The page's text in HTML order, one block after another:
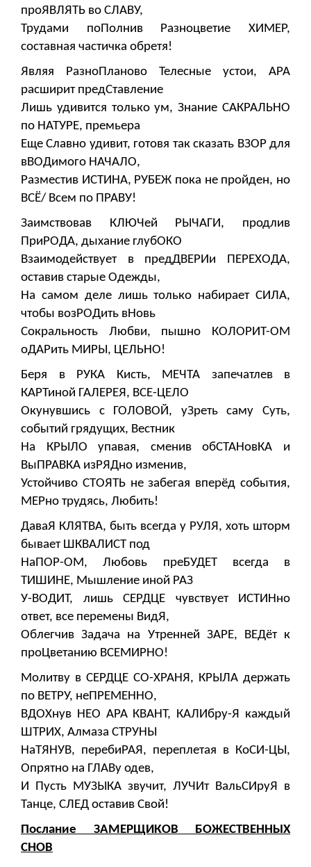
проЯВЛЯТЬ во СЛАВУ,
Трудами поПолнив Разноцветие ХИМЕР,
составная частичка обретя!
Являя РазноПланово Телесные устои, АРА
расширит предСтавление
Лишь удивится только ум, Знание САКРАЛЬНО
по НАТУРЕ, премьера
Еще Славно удивит, готовя так сказать ВЗОР для
вВОДимого НАЧАЛО,
Разместив ИСТИНА, РУБЕЖ пока не пройден, но
ВСЁ/ Всем по ПРАВУ!
Заимствовав КЛЮЧей РЫЧАГИ, продлив
ПриРОДА, дыхание глубОКО
Взаимодействует в предДВЕРИи ПЕРЕХОДА,
оставив старые Одежды,
На самом деле лишь только набирает СИЛА,
чтобы возРОДить вНовь
Сокральность Любви, пышно КОЛОРИТ-ОМ
оДАРить МИРЫ, ЦЕЛЬНО!
Беря в РУКА Кисть, МЕЧТА запечатлев в
КАРТиной ГАЛЕРЕЯ, ВСЕ-ЦЕЛО
Окунувшись с ГОЛОВОЙ, уЗреть саму Суть,
событий грядущих, Вестник
На КРЫЛО упавая, сменив обСТАНовКА и
ВыПРАВКА изРЯДно изменив,
Устойчиво СТОЯТЬ не забегая вперёд события,
МЕРно трудясь, Любить!
ДаваЯ КЛЯТВА, быть всегда у РУЛЯ, хоть шторм
бывает ШКВАЛИСТ под
НаПОР-ОМ, Любовь преБУДЕТ всегда в
ТИШИНЕ, Мышление иной РАЗ
У-ВОДИТ, лишь СЕРДЦЕ чувствует ИСТИНно
ответ, все перемены ВидЯ,
Облегчив Задача на Утренней ЗАРЕ, ВЕДёт к
проЦветанию ВСЕМИРНО!
Молитву в СЕРДЦЕ СО-ХРАНЯ, КРЫЛА держать
по ВЕТРУ, неПРЕМЕННО,
ВДОХнув НЕО АРА КВАНТ, КАЛИбру-Я каждый
ШТРИХ, Алмаза СТРУНЫ
НаТЯНУВ, перебиРАЯ, переплетая в КоСИ-ЦЫ,
Опрятно на ГЛАВу одев,
И Пусть МУЗЫКА звучит, ЛУЧИт ВальСИруЯ в
Танце, СЛЕД оставив Свой!
Послание ЗАМЕРЩИКОВ БОЖЕСТВЕННЫХ
СНОВ